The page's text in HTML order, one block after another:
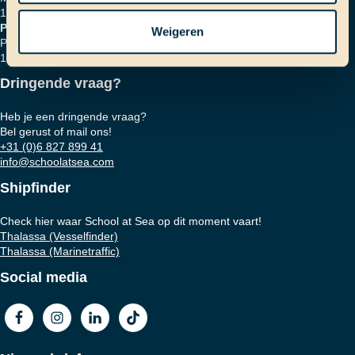
Weigeren
1018 HZ Amsterdam
Postadres
Postbus 16664
1001 RD Amsterdam
Dringende vraag?
Heb je een dringende vraag?
Bel gerust of mail ons!
+31 (0)6 827 899 41
info@schoolatsea.com
Shipfinder
Check hier waar School at Sea op dit moment vaart!
Thalassa (Vesselfinder)
Thalassa (Marinetraffic)
Social media